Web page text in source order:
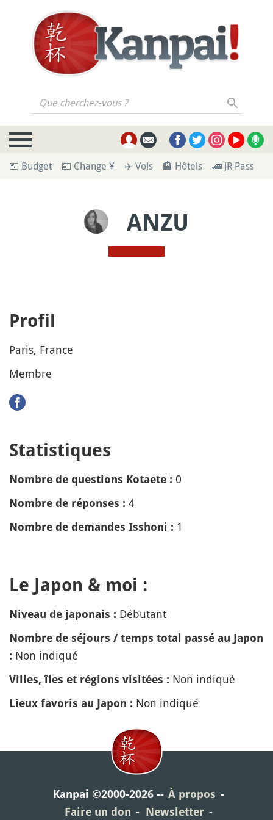
Que cherchez-vous ?
💶 Budget 💴 Change ¥ ✈️ Vols 🏨 Hôtels 🚄 JR Pass
ANZU
Profil
Paris, France
Membre
Statistiques
Nombre de questions Kotaete : 0
Nombre de réponses : 4
Nombre de demandes Isshoni : 1
Le Japon & moi :
Niveau de japonais : Débutant
Nombre de séjours / temps total passé au Japon
: Non indiqué
Villes, îles et régions visitées : Non indiqué
Lieux favoris au Japon : Non indiqué
Kanpai ©2000-2026
À propos
Faire un don
Newsletter